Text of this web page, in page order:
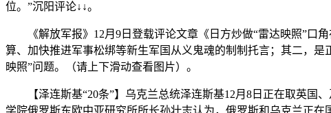
位。”沉阳评论↓↓。
《解放军报》12月9日登载评论文章《日方炒做“雷达映照”口
算、加快推进军事松绑等新生军国从义鬼魂的制制托言；其二，
映照”问题。（请上下滑动查看图片）。
【泽连斯基“20条”】乌克兰总统泽连斯基12月8日正在取英国、